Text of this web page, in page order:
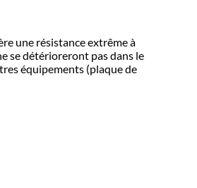
une résistance extrême à
se détérioreront pas dans le
équipements (plaque de